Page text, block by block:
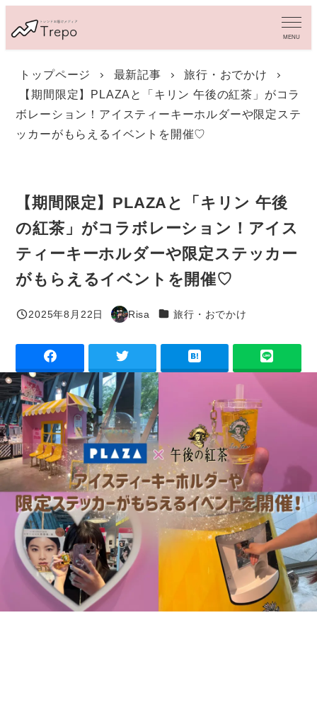
イ
MENU
トップページ 最新記事
旅行・おでかけ
【期間限定】PLAZAと「キリン 午後の紅茶」がコラ
ボレーション！アイスティーキーホルダーや限定ステ
ッカーがもらえるイベントを開催♡
【期間限定】PLAZAと「キリン 午後
の紅茶」がコラボレーション！アイス
ティーキーホルダーや限定ステッカー
がもらえるイベントを開催♡
投稿日
2025年8月22日
著
Risa カテゴリー
旅行・おでかけ